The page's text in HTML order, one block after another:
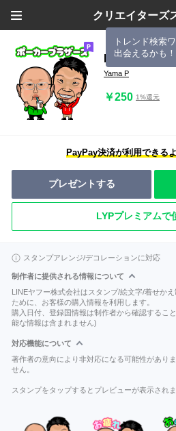
クリエイターズ
トレンド検索
出会えるかも！
Poker
Yama P
￥250 1%還元
PayPay決済が利用できる
プレゼントする
LYPプレミアムで
スタンプアレンジ/デコレーションに対応
制作者に提供される情報について
LINEヤフー株式会社はスタンプ/絵文字/着せか
ために、お客様の購入情報を利用します。
購入日付、登録国情報は制作者から確認するこ
能な情報は含まれません)
対応機能について
著作者の意向により非対応になる可能性があり
せん。
スタンプをタップするとプレビューが表示されま